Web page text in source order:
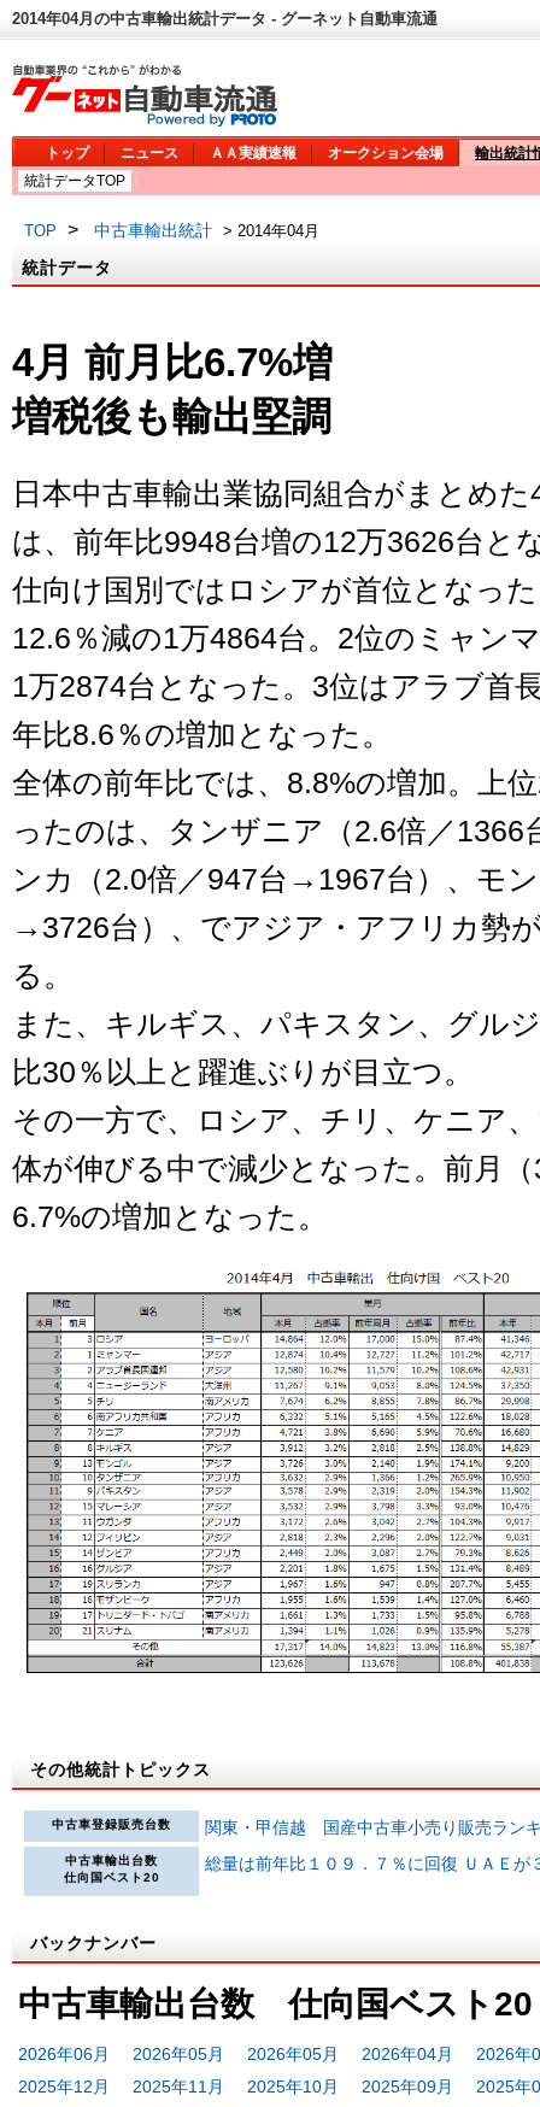
2014年04月の中古車輸出統計データ - グーネット自動車流通
トップ ニュース ＡＡ実績速報 オークション会場
輸出統計
統計データTOP
TOP > 中古車輸出統計 > 2014年04月
統計データ
4月 前月比6.7%増
増税後も輸出堅調
日本中古車輸出業協同組合がまとめ
は、前年比9948台増の12万3626台と
仕向け国別ではロシアが首位となっ
12.6％減の1万4864台。2位のミャン
1万2874台となった。3位はアラブ首
年比8.6％の増加となった。
全体の前年比では、8.8%の増加。上
ったのは、タンザニア（2.6倍／
ンカ（2.0倍／947台→1967台）、モ
→3726台）、でアジア・アフリカ勢
る。
また、キルギス、パキスタン、グル
比30％以上と躍進ぶりが目立つ。
その一方で、ロシア、チリ、ケニア
体が伸びる中で減少となった。前月
6.7%の増加となった。
その他統計トピックス
中古車登録販売台数 関東・甲信越 国産中古車小売り販売ラン
中古車輸出台数
仕向国ベスト20
総量は前年比１０９．７％に回復 ＵＡＥ
バックナンバー
中古車輸出台数 仕向国ベスト20
2026年06月 2026年05月 2026年05月 2026年04月
2026年
2025年12月
2025年11月 2025年10月 2025年09月
2025年